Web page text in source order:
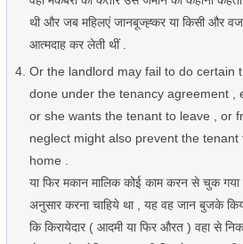
थी और जब महिलएं जानबूज्ह्कर या किसी और
आत्मदाह कर लेती थीं .
Or the landlord may fail to do certain
done under the tenancy agreement ,
or she wants the tenant to leave , or
neglect might also prevent the
home .
या फिर मकान मालिक कोई काम करन से चुक गया
अनुसार करना चाहिये था , यह वह जान बुजके
कि किरायेदार ( आदमी या फिर औरत ) वहा से